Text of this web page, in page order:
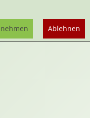
Ablehnen